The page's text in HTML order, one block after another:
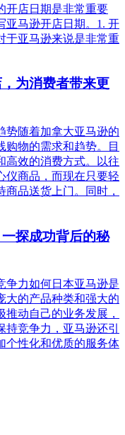
开店日期是非常重要
亚马逊开店日期。1. 开
于亚马逊来说是非常重
为消费者带来更
势随着加拿大亚马逊的
购物的需求和趋势。目
高效的消费方式。以往
仪商品，而现在只要轻
品送货上门。同时，
探成功背后的秘
争力如何日本亚马逊是
大的产品种类和强大的
动自己的业务发展，
竞争力，亚马逊还引
个性化和优质的服务体